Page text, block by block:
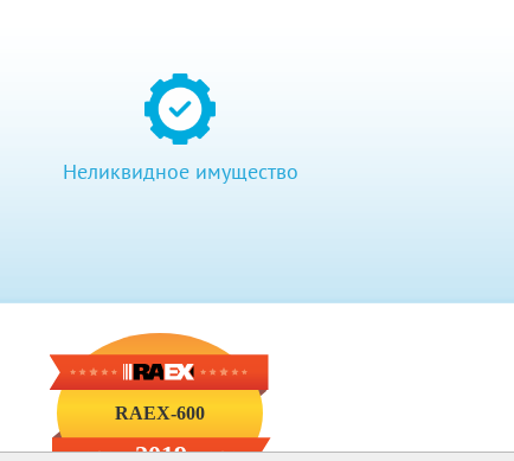
Неликвидное имущество
RAEX-600
2019